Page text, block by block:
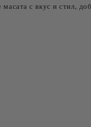
с вкус и стил,